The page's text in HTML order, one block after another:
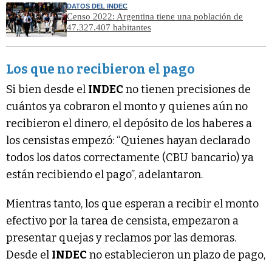
DATOS DEL INDEC
Censo 2022: Argentina tiene una población de
47.327.407 habitantes
Los que no recibieron el pago
Si bien desde el INDEC no tienen precisiones de
cuántos ya cobraron el monto y quienes aún no
recibieron el dinero, el depósito de los haberes a
los censistas empezó: “Quienes hayan declarado
todos los datos correctamente (CBU bancario) ya
están recibiendo el pago”, adelantaron.
Mientras tanto, los que esperan a recibir el monto
efectivo por la tarea de censista, empezaron a
presentar quejas y reclamos por las demoras.
Desde el INDEC no establecieron un plazo de pago,